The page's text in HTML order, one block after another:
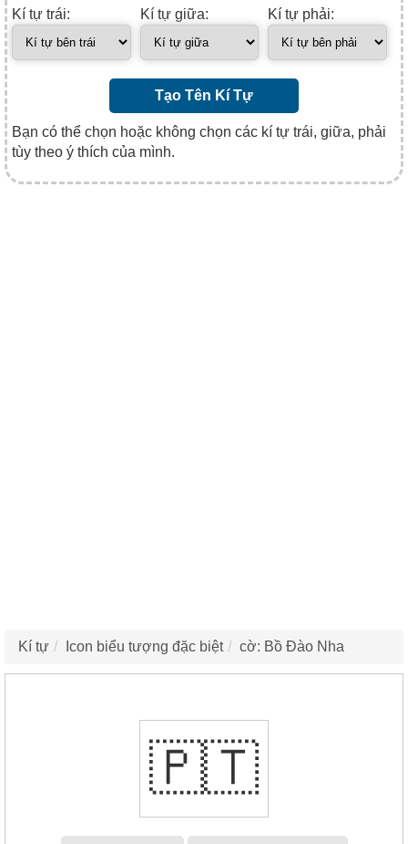
Kí tự trái: Kí tự giữa: Kí tự phải:
Tạo Tên Kí Tự
Bạn có thể chọn hoặc không chọn các kí tự trái, giữa, phải
tùy theo ý thích của mình.
Kí tự Icon biểu tượng đặc biệt cờ: Bồ Đào Nha
🇵🇹